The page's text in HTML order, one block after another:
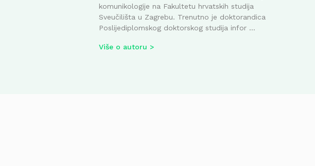
komunikologije na Fakultetu hrvatskih studija
Sveučilišta u Zagrebu. Trenutno je doktorandica
Poslijediplomskog doktorskog studija infor ...
Više o autoru